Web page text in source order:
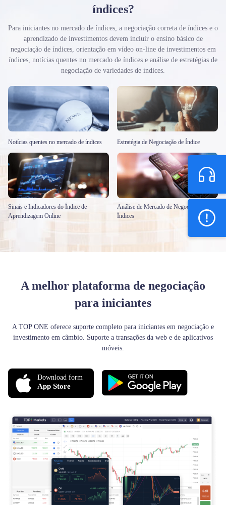
índices?
Para iniciantes no mercado de índices, a negociação correta de índices e o
aprendizado de investimentos devem incluir o ensino básico de
negociação de índices, orientação em vídeo on-line de investimentos em
índices, notícias quentes no mercado de índices e análise de estratégias de
negociação de variedades de índices.
Notícias quentes no mercado de índices Estratégia de Negociação de Índice
Sinais e Indicadores do Índice de
Aprendizagem Online
Análise de Mercado de Negociação de
Índices
A melhor plataforma de negociação
para iniciantes
A TOP ONE oferece suporte completo para iniciantes em negociação e
investimento em câmbio. Suporte a transações da web e de aplicativos
móveis.